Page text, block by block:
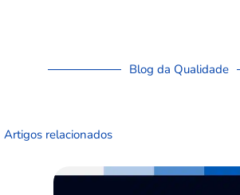
Blog da Qualidade
Artigos relacionados